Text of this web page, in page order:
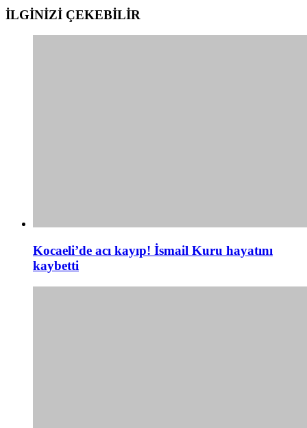
İLGİNİZİ ÇEKEBİLİR
Kocaeli’de acı kayıp! İsmail Kuru hayatını
kaybetti